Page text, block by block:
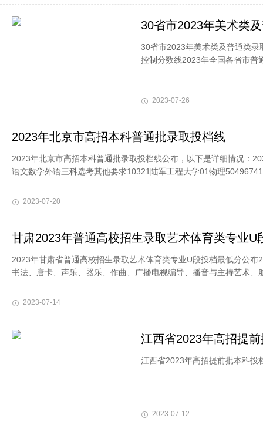
30省市2023年美术类
30省市2023年美术类及普通类
控制分数线2023年全国各省市普
2023-07-26
2023年北京市高招本科普通批录取投档线
2023年北京市高招本科普通批录取投档线公布，以下是详细情况：
语文数学外语三科选考其他要求10321陆军工程大学01物理
2023-07-20
甘肃2023年普通高校招生录取艺术体育类专业U
2023年甘肃省普通高校招生录取艺术体育类专业U段投档最低分公
书法、唐卡、声乐、器乐、作曲、广播电视编导、播音与主持艺术、
2023-07-14
江西省2023年高招提
江西省2023年高招提前批本科投
2023-07-12